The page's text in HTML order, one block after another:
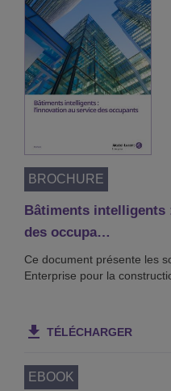
BROCHURE
Bâtiments intelligents
des occupa…
Ce document présente les
Enterprise pour la
TÉLÉCHARGER
EBOOK